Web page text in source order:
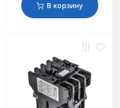
В корзину